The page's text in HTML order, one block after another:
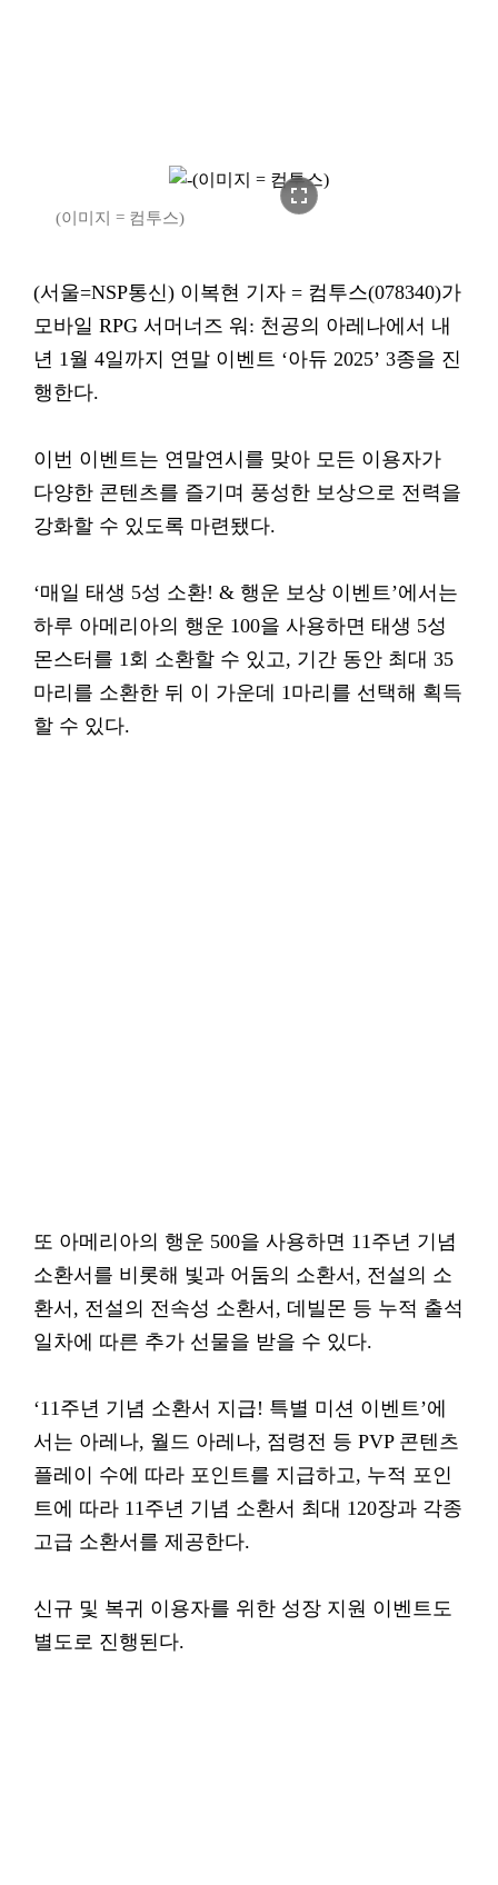
fullscreen
(이미지 = 컴투스)
(서울=NSP통신) 이복현 기자 = 컴투스(078340)가
모바일 RPG 서머너즈 워: 천공의 아레나에서 내
년 1월 4일까지 연말 이벤트 ‘아듀 2025’ 3종을 진
행한다.
이번 이벤트는 연말연시를 맞아 모든 이용자가
다양한 콘텐츠를 즐기며 풍성한 보상으로 전력을
강화할 수 있도록 마련됐다.
‘매일 태생 5성 소환! & 행운 보상 이벤트’에서는
하루 아메리아의 행운 100을 사용하면 태생 5성
몬스터를 1회 소환할 수 있고, 기간 동안 최대 35
마리를 소환한 뒤 이 가운데 1마리를 선택해 획득
할 수 있다.
또 아메리아의 행운 500을 사용하면 11주년 기념
소환서를 비롯해 빛과 어둠의 소환서, 전설의 소
환서, 전설의 전속성 소환서, 데빌몬 등 누적 출석
일차에 따른 추가 선물을 받을 수 있다.
‘11주년 기념 소환서 지급! 특별 미션 이벤트’에
서는 아레나, 월드 아레나, 점령전 등 PVP 콘텐츠
플레이 수에 따라 포인트를 지급하고, 누적 포인
트에 따라 11주년 기념 소환서 최대 120장과 각종
고급 소환서를 제공한다.
신규 및 복귀 이용자를 위한 성장 지원 이벤트도
별도로 진행된다.